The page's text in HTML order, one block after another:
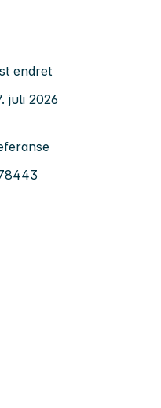
endret
juli 2026